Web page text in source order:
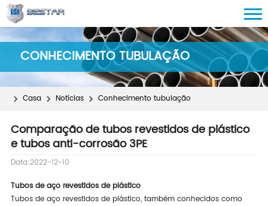
CONHECIMENTO TUBULAÇÃO
Casa Notícias Conhecimento tubulação
Comparação de tubos revestidos de plástico
e tubos anti-corrosão 3PE
Data:2022-12-10
Tubos de aço revestidos de plástico
Tubos de aço revestidos de plástico, também conhecidos como